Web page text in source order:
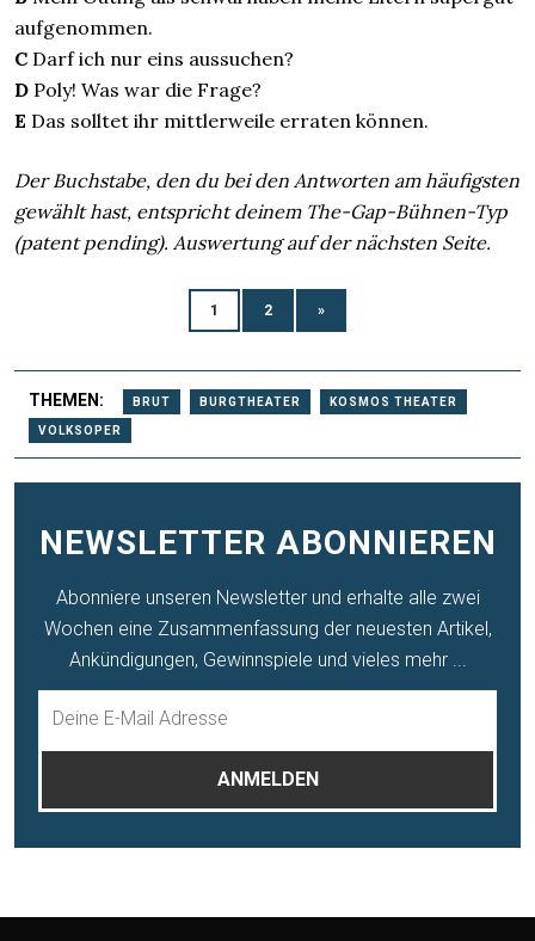
aufgenommen.
C Darf ich nur eins aussuchen?
D Poly! Was war die Frage?
E Das solltet ihr mittlerweile erraten können.
Der Buchstabe, den du bei den Antworten am häufigsten
gewählt hast, entspricht deinem The-Gap-Bühnen-Typ
(patent pending). Auswertung auf der nächsten Seite.
1 2 »
THEMEN: BRUT BURGTHEATER KOSMOS THEATER
VOLKSOPER
NEWSLETTER ABONNIEREN
Abonniere unseren Newsletter und erhalte alle zwei
Wochen eine Zusammenfassung der neuesten Artikel,
Ankündigungen, Gewinnspiele und vieles mehr ...